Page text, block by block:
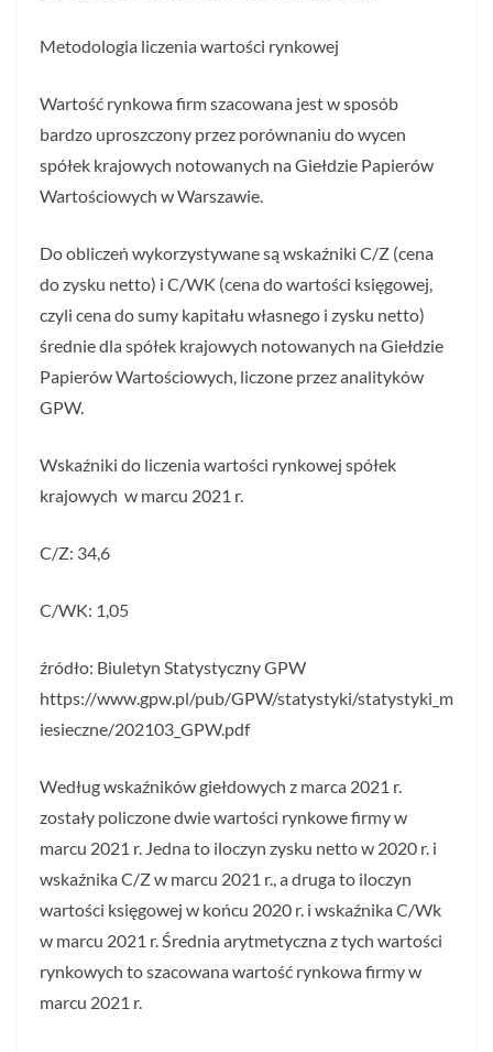
Metodologia liczenia wartości rynkowej
Wartość rynkowa firm szacowana jest w sposób
bardzo uproszczony przez porównaniu do wycen
spółek krajowych notowanych na Giełdzie Papierów
Wartościowych w Warszawie.
Do obliczeń wykorzystywane są wskaźniki C/Z (cena
do zysku netto) i C/WK (cena do wartości księgowej,
czyli cena do sumy kapitału własnego i zysku netto)
średnie dla spółek krajowych notowanych na Giełdzie
Papierów Wartościowych, liczone przez analityków
GPW.
Wskaźniki do liczenia wartości rynkowej spółek
krajowych w marcu 2021 r.
C/Z: 34,6
C/WK: 1,05
źródło: Biuletyn Statystyczny GPW
https://www.gpw.pl/pub/GPW/statystyki/statystyki_m
iesieczne/202103_GPW.pdf
Według wskaźników giełdowych z marca 2021 r.
zostały policzone dwie wartości rynkowe firmy w
marcu 2021 r. Jedna to iloczyn zysku netto w 2020 r. i
wskaźnika C/Z w marcu 2021 r., a druga to iloczyn
wartości księgowej w końcu 2020 r. i wskaźnika C/Wk
w marcu 2021 r. Średnia arytmetyczna z tych wartości
rynkowych to szacowana wartość rynkowa firmy w
marcu 2021 r.